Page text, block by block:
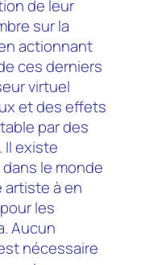
de leur
sur la
actionnant
ces derniers
virtuel
et des effets
par des
Il existe
le monde
artiste à en
les
Aucun
nécessaire